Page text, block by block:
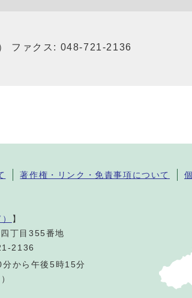
ファクス: 048-721-2136
著作権・リンク・免責事項について
】
丁目355番地
2136
から午後5時15分